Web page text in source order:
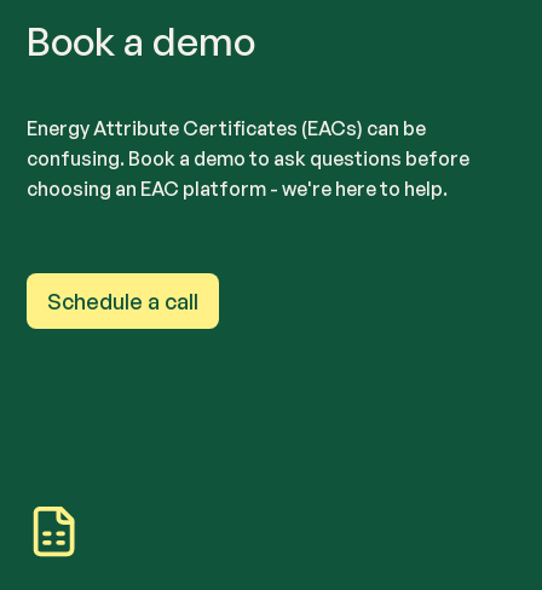
Book a demo
Energy Attribute Certificates (EACs) can be
confusing. Book a demo to ask questions before
choosing an EAC platform - we're here to help.
Schedule a call